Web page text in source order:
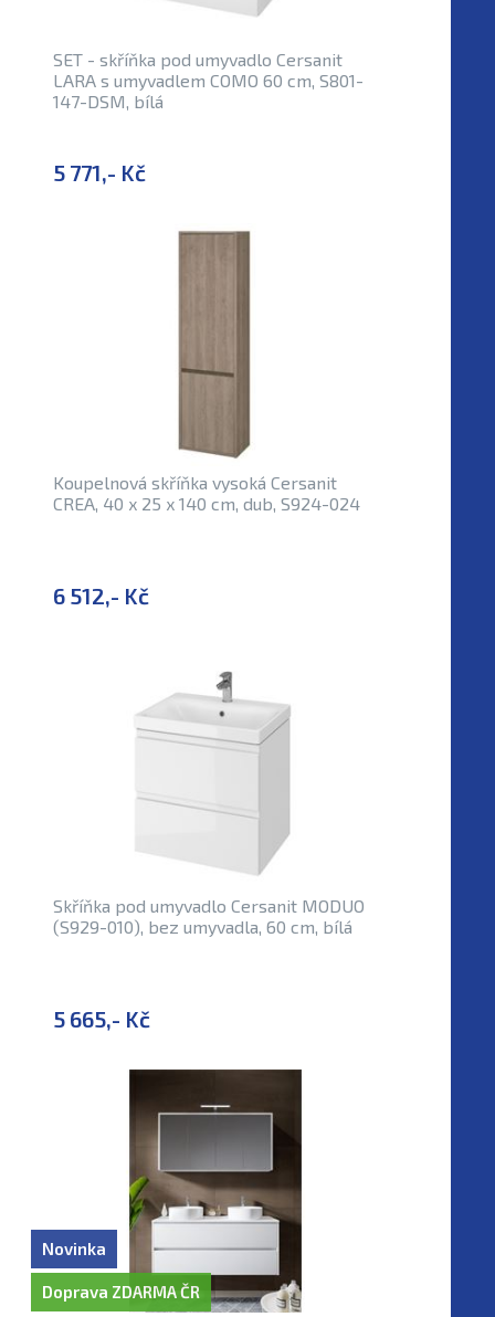
SET - skříňka pod umyvadlo Cersanit
LARA s umyvadlem COMO 60 cm, S801-
147-DSM, bílá
5 771,- Kč
Koupelnová skříňka vysoká Cersanit
CREA, 40 x 25 x 140 cm, dub, S924-024
6 512,- Kč
Skříňka pod umyvadlo Cersanit MODUO
(S929-010), bez umyvadla, 60 cm, bílá
5 665,- Kč
Novinka
Doprava ZDARMA ČR